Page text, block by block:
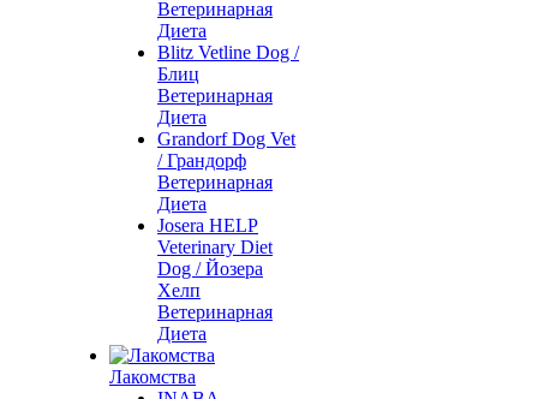
Ветеринарная
Диета
Blitz Vetline Dog /
Блиц
Ветеринарная
Диета
Grandorf Dog Vet
/ Грандорф
Ветеринарная
Диета
Josera HELP
Veterinary Diet
Dog / Йозера
Хелп
Ветеринарная
Диета
Лакомства